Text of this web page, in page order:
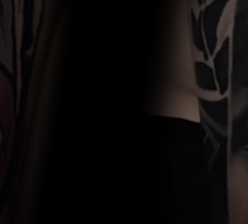
Tatouage
Piercing
Toile de peinture